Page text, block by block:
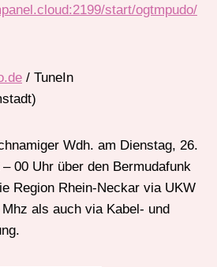
start/ogtmpudo/
/ TuneIn
Wdh. am Dienstag, 26.
00 Uhr über den Bermudafunk
Region Rhein-Neckar via UKW
als auch via Kabel- und